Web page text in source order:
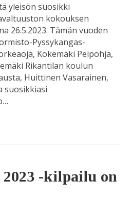
yleisön suosikki
kokouksen
26.5.2023. Tämän vuoden
Pyssykangas-
Kokemäki Peipohja,
Rikantilan koulun
Huittinen Vasarainen,
suosikkiasi
-kilpailu on